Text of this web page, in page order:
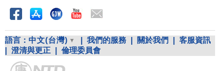
語言： 中文(台灣) 我們的服務 關於我們
客服資訊
澄清與更正 倫理委員會